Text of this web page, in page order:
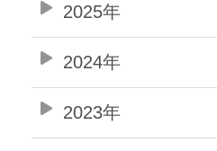
2025年
2024年
2023年